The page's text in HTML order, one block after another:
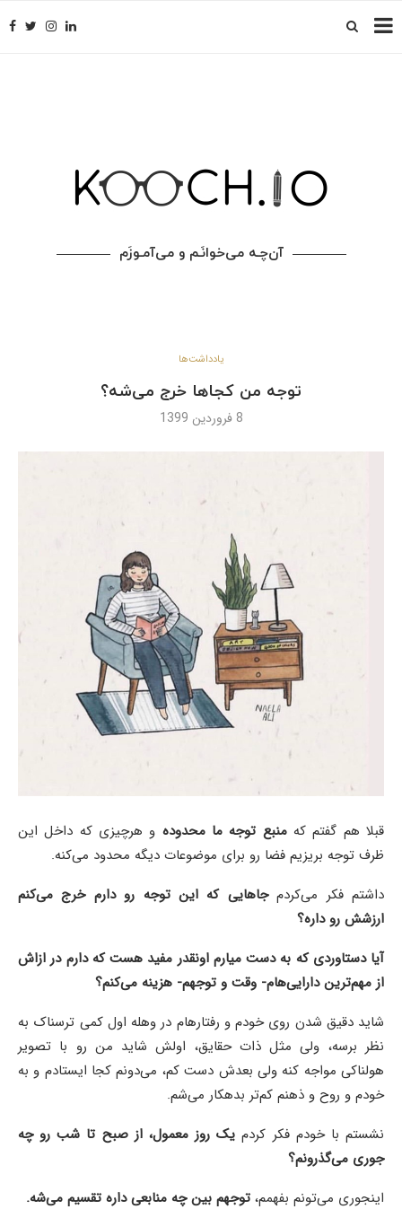
آن‌چـه می‌خوانَـم و می‌آمـوزَم
یادداشت‌ها
توجه من کجاها خرج می‌شه؟
8 فروردین 1399
قبلا هم گفتم کهمنبع توجه ما محدوده و هرچیزی که داخل این
ظرف توجه بریزیم فضا رو برای موضوعات دیگه محدود می‌کنه.
داشتم فکر می‌کردمجاهایی که این توجه رو دارم خرج می‌کنم
ارزشش رو داره؟
آیا دستاوردی که به دست میارم اونقدر مفید هست که دارم در ازاش
از مهم‌ترین دارایی‌هام- وقت و توجهم- هزینه می‌کنم؟
شاید دقیق شدن روی خودم و رفتارهام در وهله اول کمی ترسناک به
نظر برسه، ولی مثل ذات حقایق، اولش شاید من رو با تصویر
هولناکی مواجه کنه ولی بعدش دست کم، می‌دونم کجا ایستادم و به
خودم و روح و ذهنم کم‌تر بدهکار می‌شم.
نشستم با خودم فکر کردم یک روز معمول، از صبح تا شب رو چه
جوری می‌گذرونم؟
اینجوری می‌تونم بفهمم، توجهم بین چه منابعی داره تقسیم می‌شه.